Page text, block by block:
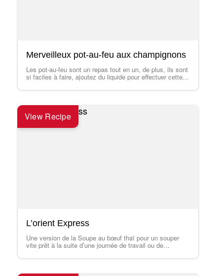
Merveilleux pot-au-feu aux champignons
Les pot-au-feu sont un repas tout en un, de plus, ils sont
si faciles à faire, ajoutez du liquide pour effectuer cette…
View Recipe
L’orient Express
Une version de la Soupe au bœuf thaï pour un souper
vite prêt à la suite d’une journée de travail ou de…